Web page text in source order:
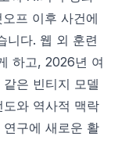
프 이후 사건에
니다. 웹 외 훈련
하고, 2026년 여
은 빈티지 모델
와 역사적 맥락
구에 새로운 활